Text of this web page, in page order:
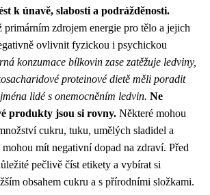
k únavě, slabosti a podrážděnosti.
primárním zdrojem energie pro tělo a jejich
ovlivnit fyzickou i psychickou
konzumace bílkovin zase zatěžuje ledviny,
proteinové dietě měli poradit
lidé s onemocněním ledvin. Ne
produkty jsou si rovny. Některé mohou
cukru, tuku, umělých sladidel a
mít negativní dopad na zdraví. Před
pečlivě číst etikety a vybírat si
obsahem cukru a s přírodními složkami.